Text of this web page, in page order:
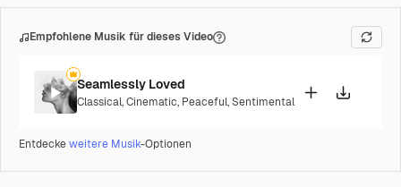
Empfohlene Musik für dieses Video
Seamlessly Loved
Classical,Cinematic, Peaceful,Sentimental
Entdeckeweitere Musik-Optionen